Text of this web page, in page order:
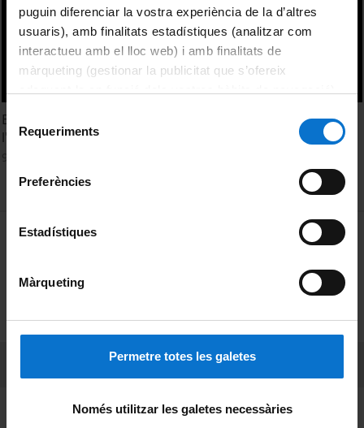
puguin diferenciar la vostra experiència de la d’altres
usuaris), amb finalitats estadístiques (analitzar com
interactueu amb el lloc web) i amb finalitats de
màrqueting (gestionar la publicitat que s’ofereix
consultar laPolítica de galetes del lloc web de la
Selecció
de Requeriments
Preferències
Estadístiques
Màrqueting
Permetre totes les galetes
Només utilitzar les galetes necessàries
Expressionisme violent: la influència de la Secessió en
l'accionisme vienès
MENÚ PEU 1
Privacidad y términos
Sobre UBtv
Fundadora de la Miembro de la